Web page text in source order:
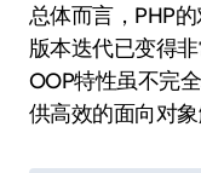
总体而言，PHP
版本迭代已变得
OOP特性虽不完
供高效的面向对象